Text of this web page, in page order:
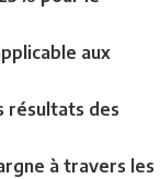
aux
résultats des
à travers